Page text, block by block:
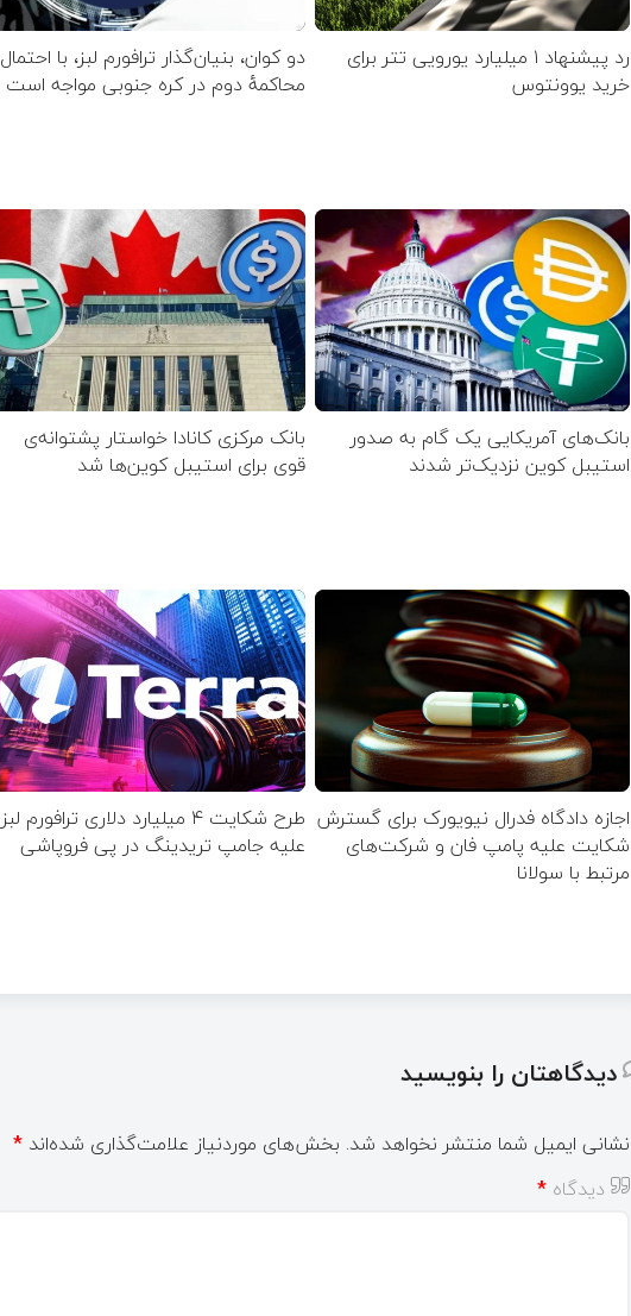
رد پیشنهاد ۱ میلیارد یورویی تتر برای
خرید یوونتوس
دو کوان، بنیان‌گذار ترافورم لبز، با احتمال
محاکمهٔ دوم در کره جنوبی مواجه است
بانک‌های آمریکایی یک گام به صدور
استیبل کوین نزدیک‌تر شدند
بانک مرکزی کانادا خواستار پشتوانه‌ی
قوی برای استیبل کوین‌ها شد
اجازه دادگاه فدرال نیویورک برای گسترش
شکایت علیه پامپ فان و شرکت‌های
مرتبط با سولانا
طرح شکایت ۴ میلیارد دلاری ترافورم لبز
علیه جامپ تریدینگ در پی فروپاشی
دیدگاهتان را بنویسید
نشانی ایمیل شما منتشر نخواهد شد. بخش‌های موردنیاز علامت‌گذاری شده‌اند *
دیدگاه *